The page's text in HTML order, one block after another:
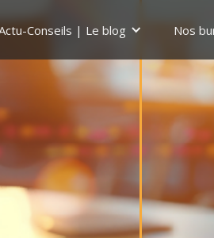
Conseils | Le blog Nos